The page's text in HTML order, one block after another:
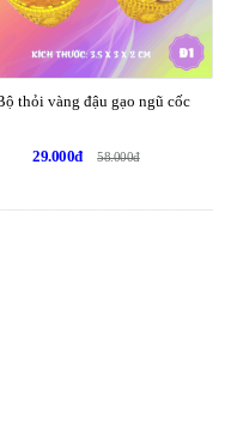
thỏi vàng đậu gạo ngũ cốc
29.000đ 58.000đ